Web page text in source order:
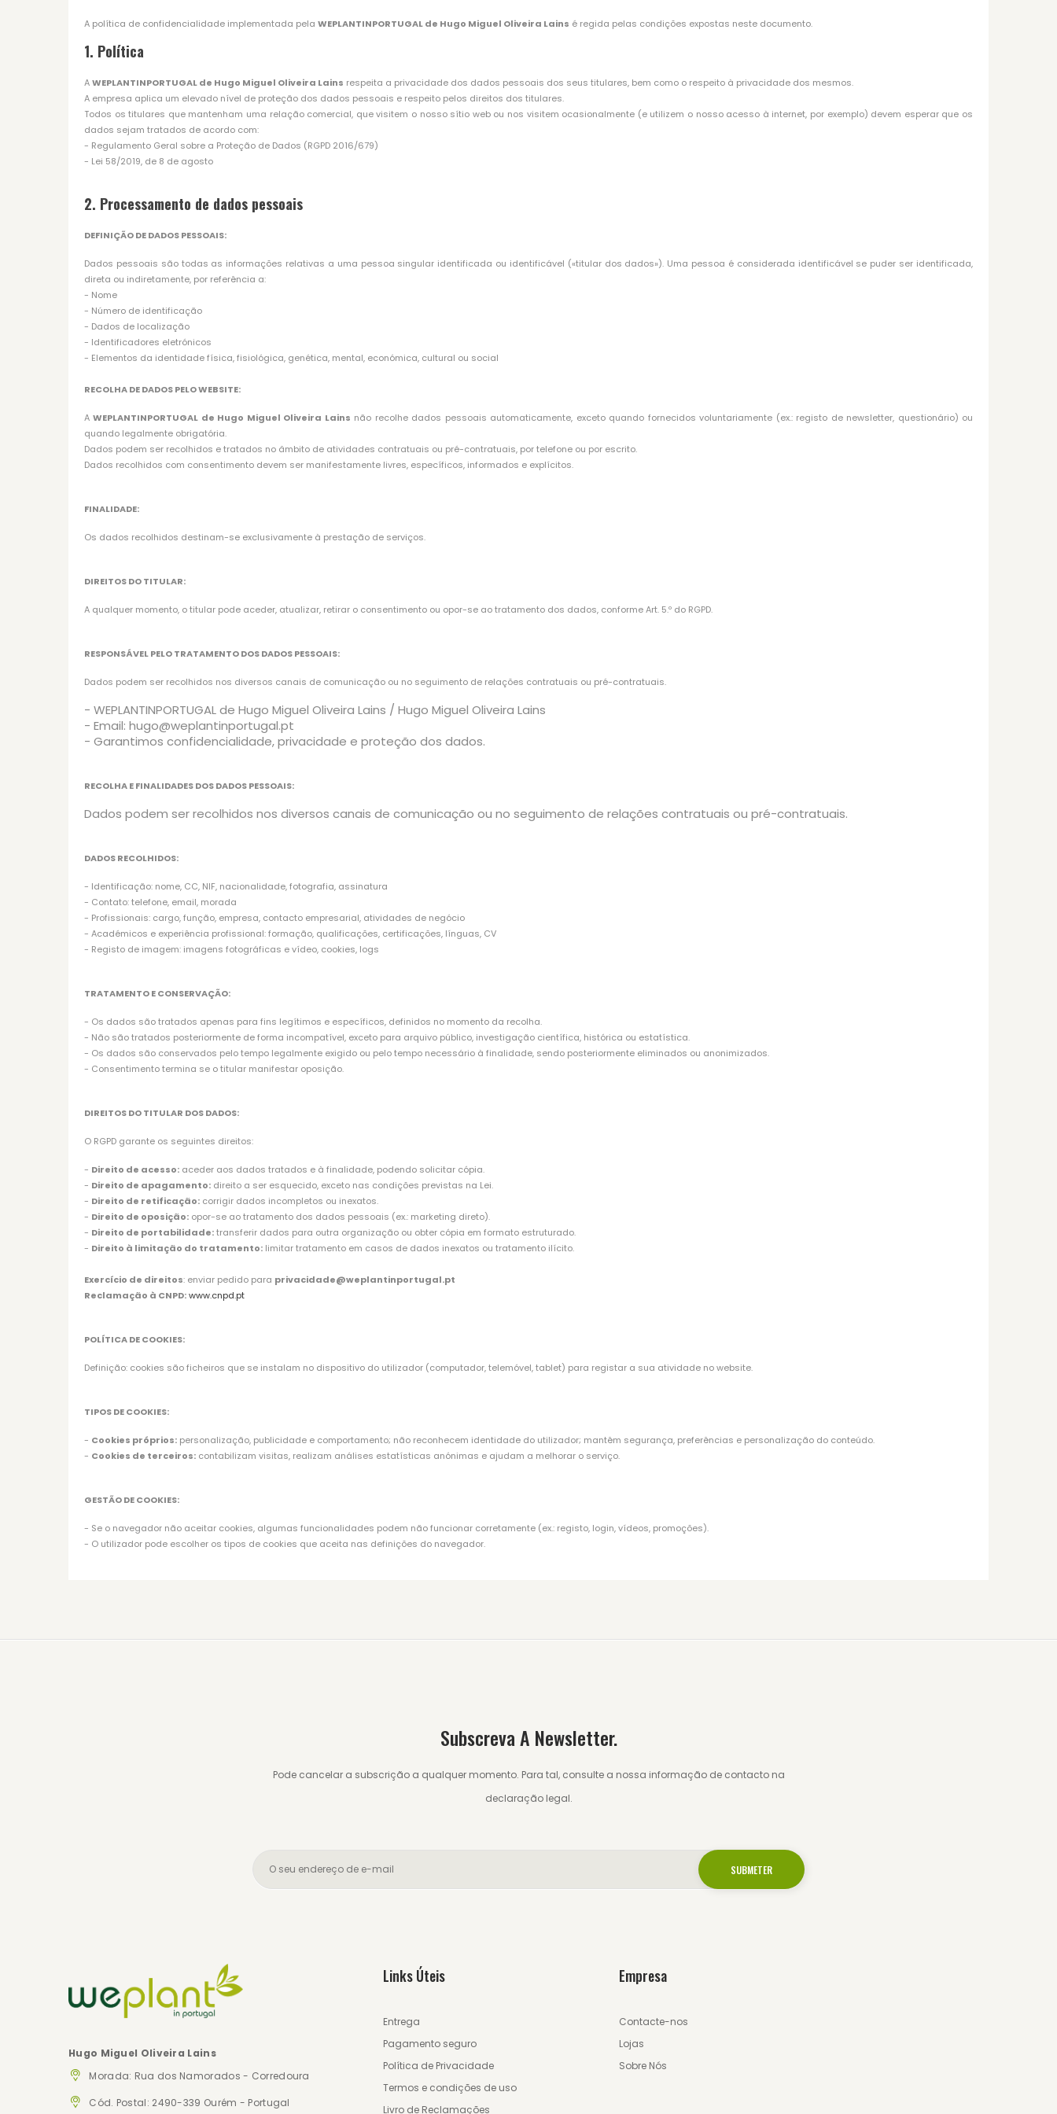
A política de confidencialidade implementada pela WEPLANTINPORTUGAL de Hugo Miguel Oliveira Lains é regida pelas condições expostas neste documento.
1. Política
AWEPLANTINPORTUGAL de Hugo Miguel Oliveira Lains respeita a privacidade dos dados pessoais dos seus titulares, bem como o respeito à privacidade dos mesmos.
A empresa aplica um elevado nível de proteção dos dados pessoais e respeito pelos direitos dos titulares.
Todos os titulares que mantenham uma relação comercial, que visitem o nosso sítio web ou nos visitem ocasionalmente (e utilizem o nosso acesso à internet, por exemplo) devem esperar que os
dados sejam tratados de acordo com:
- Regulamento Geral sobre a Proteção de Dados (RGPD 2016/679)
- Lei 58/2019, de 8 de agosto
2. Processamento de dados pessoais
DEFINIÇÃO DE DADOS PESSOAIS:
Dados pessoais são todas as informações relativas a uma pessoa singular identificada ou identificável («titular dos dados»). Uma pessoa é considerada identificável se puder ser identificada,
direta ou indiretamente, por referência a:
- Nome
- Número de identificação
- Dados de localização
- Identificadores eletrónicos
- Elementos da identidade física, fisiológica, genética, mental, económica, cultural ou social
RECOLHA DE DADOS PELO WEBSITE:
AWEPLANTINPORTUGAL de Hugo Miguel Oliveira Lains não recolhe dados pessoais automaticamente, exceto quando fornecidos voluntariamente (ex.: registo de newsletter, questionário) ou
quando legalmente obrigatória.
Dados podem ser recolhidos e tratados no âmbito de atividades contratuais ou pré-contratuais, por telefone ou por escrito.
Dados recolhidos com consentimento devem ser manifestamente livres, específicos, informados e explícitos.
FINALIDADE:
Os dados recolhidos destinam-se exclusivamente à prestação de serviços.
DIREITOS DO TITULAR:
A qualquer momento, o titular pode aceder, atualizar, retirar o consentimento ou opor-se ao tratamento dos dados, conforme Art. 5.º do RGPD.
RESPONSÁVEL PELO TRATAMENTO DOS DADOS PESSOAIS:
Dados podem ser recolhidos nos diversos canais de comunicação ou no seguimento de relações contratuais ou pré-contratuais.
- WEPLANTINPORTUGAL de Hugo Miguel Oliveira Lains / Hugo Miguel Oliveira Lains
- Email: hugo@weplantinportugal.pt
- Garantimos confidencialidade, privacidade e proteção dos dados.
RECOLHA E FINALIDADES DOS DADOS PESSOAIS:
Dados podem ser recolhidos nos diversos canais de comunicação ou no seguimento de relações contratuais ou pré-contratuais.
DADOS RECOLHIDOS:
- Identificação: nome, CC, NIF, nacionalidade, fotografia, assinatura
- Contato: telefone, email, morada
- Profissionais: cargo, função, empresa, contacto empresarial, atividades de negócio
- Académicos e experiência profissional: formação, qualificações, certificações, línguas, CV
- Registo de imagem: imagens fotográficas e vídeo, cookies, logs
TRATAMENTO E CONSERVAÇÃO:
- Os dados são tratados apenas para fins legítimos e específicos, definidos no momento da recolha.
- Não são tratados posteriormente de forma incompatível, exceto para arquivo público, investigação científica, histórica ou estatística.
- Os dados são conservados pelo tempo legalmente exigido ou pelo tempo necessário à finalidade, sendo posteriormente eliminados ou anonimizados.
- Consentimento termina se o titular manifestar oposição.
DIREITOS DO TITULAR DOS DADOS:
O RGPD garante os seguintes direitos:
- Direito de acesso: aceder aos dados tratados e à finalidade, podendo solicitar cópia.
- Direito de apagamento: direito a ser esquecido, exceto nas condições previstas na Lei.
- Direito de retificação: corrigir dados incompletos ou inexatos.
- Direito de oposição: opor-se ao tratamento dos dados pessoais (ex.: marketing direto).
- Direito de portabilidade:transferir dados para outra organização ou obter cópia em formato estruturado.
- Direito à limitação do tratamento: limitar tratamento em casos de dados inexatos ou tratamento ilícito.
Exercício de direitos: enviar pedido para privacidade@weplantinportugal.pt
Reclamação à CNPD:www.cnpd.pt
POLÍTICA DE COOKIES:
Definição: cookies são ficheiros que se instalam no dispositivo do utilizador (computador, telemóvel, tablet) para registar a sua atividade no website.
TIPOS DE COOKIES:
- Cookies próprios: personalização, publicidade e comportamento; não reconhecem identidade do utilizador; mantêm segurança, preferências e personalização do conteúdo.
- Cookies de terceiros: contabilizam visitas, realizam análises estatísticas anónimas e ajudam a melhorar o serviço.
GESTÃO DE COOKIES:
- Se o navegador não aceitar cookies, algumas funcionalidades podem não funcionar corretamente (ex.: registo, login, vídeos, promoções).
- O utilizador pode escolher os tipos de cookies que aceita nas definições do navegador.
Subscreva A Newsletter.
Pode cancelar a subscrição a qualquer momento. Para tal, consulte a nossa informação de contacto na
declaração legal.
Hugo Miguel Oliveira Lains
Morada: Rua dos Namorados - Corredoura
Cód. Postal: 2490-339 Ourém - Portugal
Links Úteis
Entrega
Pagamento seguro
Política de Privacidade
Termos e condições de uso
Livro de Reclamações
Empresa
Contacte-nos
Lojas
Sobre Nós